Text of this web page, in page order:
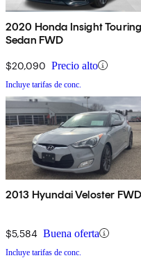
2020 Honda Insight Touring
Sedan FWD
$20,090 Precio alto
Incluye tarifas de conc.
2013 Hyundai Veloster FWD
$5,584 Buena oferta
Incluye tarifas de conc.